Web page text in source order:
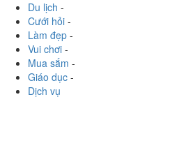
Ăn uống
Du lịch-
Cưới hỏi-
Làm đẹp-
Vui chơi-
Mua sắm -
Giáo dục